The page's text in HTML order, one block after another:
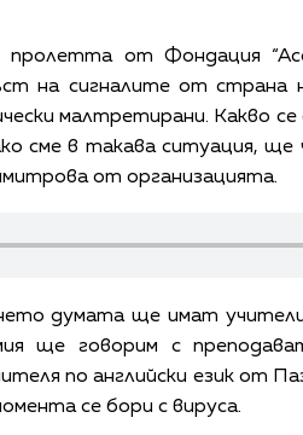
пролетта от Фондация
на сигналите от страна
малтретирани. Какво се
сме в такава ситуация, ще
от организацията.
думата ще имат
ще говорим с
по английски език от
се бори с вируса.